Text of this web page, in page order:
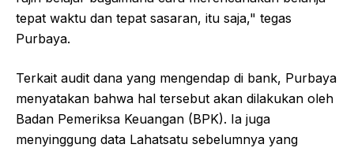
tepat waktu dan tepat sasaran, itu saja," tegas
Purbaya.
Terkait audit dana yang mengendap di bank, Purbaya
menyatakan bahwa hal tersebut akan dilakukan oleh
Badan Pemeriksa Keuangan (BPK). Ia juga
menyinggung data Lahatsatu sebelumnya yang